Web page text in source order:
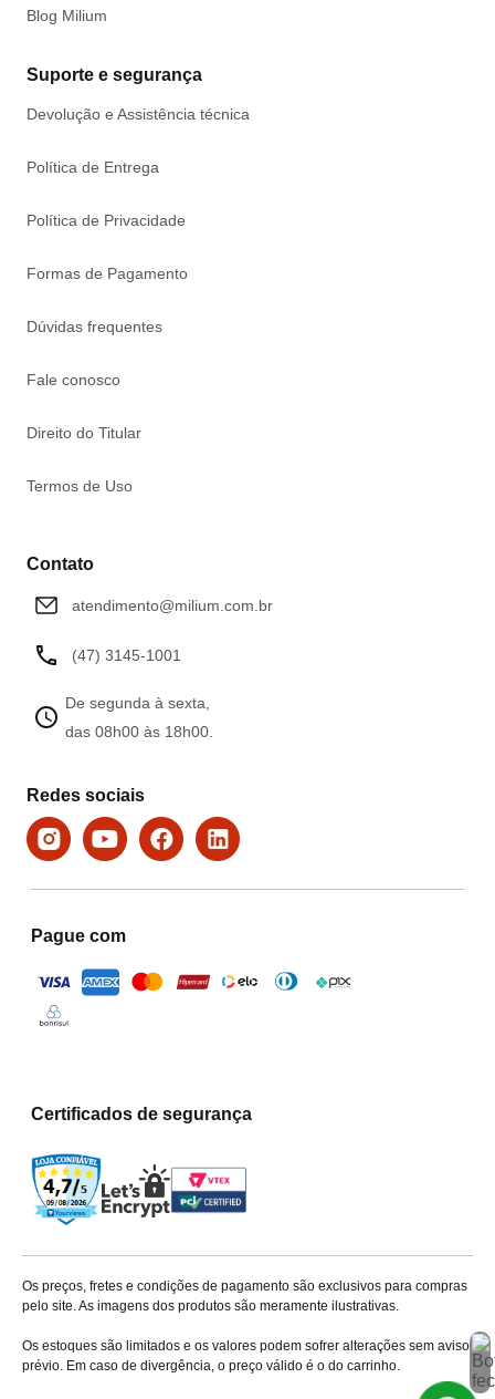
Blog Milium
Suporte e segurança
Devolução e Assistência técnica
Política de Entrega
Política de Privacidade
Formas de Pagamento
Dúvidas frequentes
Fale conosco
Direito do Titular
Termos de Uso
Contato
atendimento@milium.com.br
(47) 3145-1001
De segunda à sexta,
das 08h00 às 18h00.
Redes sociais
Pague com
Certificados de segurança
Os preços, fretes e condições de pagamento são exclusivos para compras
pelo site. As imagens dos produtos são meramente ilustrativas.
Os estoques são limitados e os valores podem sofrer alterações sem aviso
prévio. Em caso de divergência, o preço válido é o do carrinho.